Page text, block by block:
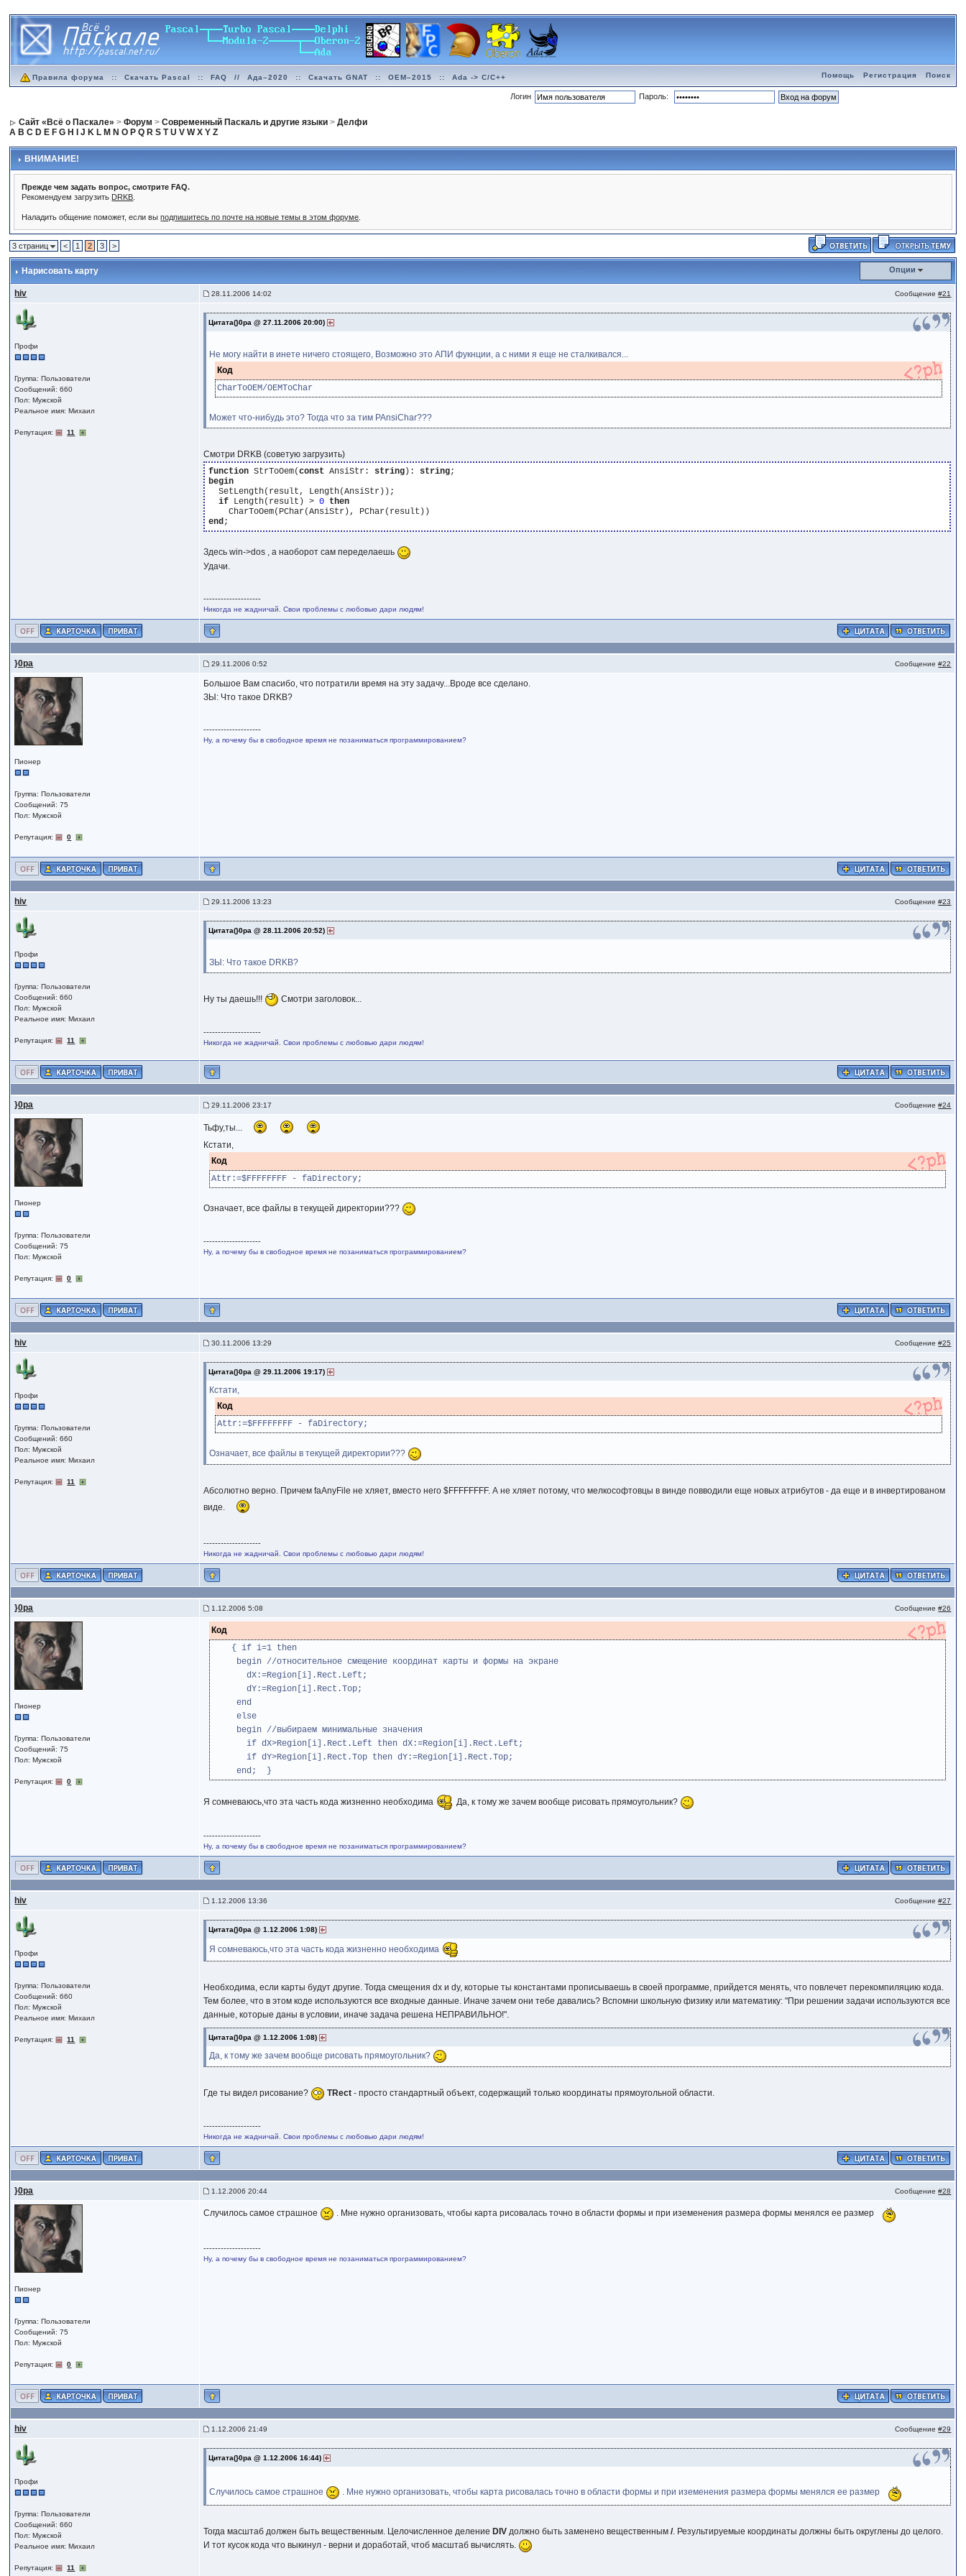
Правила форума :: Скачать Pascal :: FAQ // Ада–2020 :: Скачать GNAT :: OEM–2015 :: Ada -> C/C++ Помощь Регистрация Поиск
Логин Пароль:
Сайт «Всё о Паскале» >Форум >Современный Паскаль и другие языки >Делфи
A B C D E F G H J K L M N O P Q R S T U V W X Y Z
ВНИМАНИЕ!
Прежде чем задать вопрос, смотрите FAQ.
Рекомендуем загрузить DRKB
Наладить общение поможет, если выподпишитесь по почте на новые темы в этом форуме
3 страниц < 1 2 3 >
Нарисовать карту Опции
hiv 28.11.2006 14:02 Сообщение#21
Профи
Группа: Пользователи
Сообщений: 660
Пол: Мужской
Реальное имя: Михаил
Репутация: 11
Цитата(}0pa @ 27.11.2006 20:00)
Не могу найти в инете ничего стоящего, Возможно это АПИ фукнции, а с ними я еще не сталкивался...
Код
CharToOEM/OEMToChar
Может что-нибудь это? Тогда что за тим PAnsiChar???
Смотри DRKB (советую загрузить)
function StrToOem(const AnsiStr: string ): string
begin
  SetLength(result, Length(AnsiStr));
if Length(result) > 0 then
end
Здесь win->dos , а наоборот сам переделаешь
Удачи.
--------------------
Никогда не жадничай. Свои проблемы с любовью дари людям!
}0pa 29.11.2006 0:52 Сообщение#22
Пионер
Группа: Пользователи
Сообщений: 75
Пол: Мужской
Репутация: 0
Большое Вам спасибо, что потратили время на эту задачу...Вроде все сделано.
ЗЫ: Что такое DRKB?
--------------------
Ну, а почему бы в свободное время не позаниматься программированием?
hiv 29.11.2006 13:23 Сообщение#23
Профи
Группа: Пользователи
Сообщений: 660
Пол: Мужской
Реальное имя: Михаил
Репутация: 11
Цитата(}0pa @ 28.11.2006 20:52)
ЗЫ: Что такое DRKB?
Ну ты даешь!!! Смотри заголовок...
--------------------
Никогда не жадничай. Свои проблемы с любовью дари людям!
}0pa 29.11.2006 23:17 Сообщение#24
Пионер
Группа: Пользователи
Сообщений: 75
Пол: Мужской
Репутация: 0
Тьфу,ты...
Кстати,
Код
Attr:=$FFFFFFFF - faDirectory;
Означает, все файлы в текущей директории???
--------------------
Ну, а почему бы в свободное время не позаниматься программированием?
hiv 30.11.2006 13:29 Сообщение#25
Профи
Группа: Пользователи
Сообщений: 660
Пол: Мужской
Реальное имя: Михаил
Репутация: 11
Цитата(}0pa @ 29.11.2006 19:17)
Кстати,
Код
Attr:=$FFFFFFFF - faDirectory;
Означает, все файлы в текущей директории???
Абсолютно верно. Причем faAnyFile не хляет, вместо него $FFFFFFFF. А не хляет потому, что мелкософтовцы в винде повводили еще новых атрибутов - да еще и в инвертированом
виде.
--------------------
Никогда не жадничай. Свои проблемы с любовью дари людям!
}0pa 1.12.2006 5:08 Сообщение#26
Пионер
Группа: Пользователи
Сообщений: 75
Пол: Мужской
Репутация: 0
Код
{ if i=1 then
begin //относительное смещение координат карты и формы на экране
dX:=Region[i].Rect.Left;
dY:=Region[i].Rect.Top;
end
else
begin //выбираем минимальные значения
if dX>Region[i].Rect.Left then dX:=Region[i].Rect.Left;
if dY>Region[i].Rect.Top then dY:=Region[i].Rect.Top;
end; }
Я сомневаюсь,что эта часть кода жизненно необходима Да, к тому же зачем вообще рисовать прямоугольник?
--------------------
Ну, а почему бы в свободное время не позаниматься программированием?
hiv 1.12.2006 13:36 Сообщение#27
Профи
Группа: Пользователи
Сообщений: 660
Пол: Мужской
Реальное имя: Михаил
Репутация: 11
Цитата(}0pa @ 1.12.2006 1:08)
Я сомневаюсь,что эта часть кода жизненно необходима
Необходима, если карты будут другие. Тогда смещения dx и dy, которые ты константами прописываешь в своей программе, прийдется менять, что повлечет перекомпиляцию кода.
Тем более, что в этом коде используются все входные данные. Иначе зачем они тебе давались? Вспомни школьную физику или математику: "При решении задачи используются все
данные, которые даны в условии, иначе задача решена НЕПРАВИЛЬНО!".
Цитата(}0pa @ 1.12.2006 1:08)
Да, к тому же зачем вообще рисовать прямоугольник?
Где ты видел рисование? TRect - просто стандартный объект, содержащий только координаты прямоугольной области.
--------------------
Никогда не жадничай. Свои проблемы с любовью дари людям!
}0pa 1.12.2006 20:44 Сообщение#28
Пионер
Группа: Пользователи
Сообщений: 75
Пол: Мужской
Репутация: 0
Случилось самое страшное . Мне нужно организовать, чтобы карта рисовалась точно в области формы и при иземенения размера формы менялся ее размер
--------------------
Ну, а почему бы в свободное время не позаниматься программированием?
hiv 1.12.2006 21:49 Сообщение#29
Профи
Группа: Пользователи
Сообщений: 660
Пол: Мужской
Реальное имя: Михаил
Репутация: 11
Цитата(}0pa @ 1.12.2006 16:44)
Случилось самое страшное . Мне нужно организовать, чтобы карта рисовалась точно в области формы и при иземенения размера формы менялся ее размер
Тогда масштаб должен быть вещественным. Целочисленное деление DIV должно быть заменено вещественным/. Результируемые координаты должны быть округлены до целого.
И тот кусок кода что выкинул - верни и доработай, чтоб масштаб вычислять.